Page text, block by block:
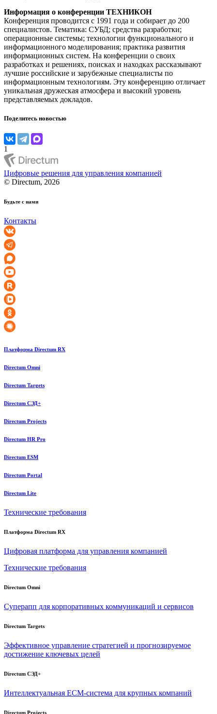
Информация о конференции ТЕХНИКОН
Конференция проводится с 1991 года и собирает до 200
специалистов. Тематика: СУБД; средства разработки;
операционные системы; технологии функционального и
информационного моделирования; практика развития
информационных систем. На конференции о своих
разработках и решениях, поисках и находках рассказывают
лучшие российские и зарубежные специалисты по
информационным технологиям. Эту конференцию отличает
уникальная дружеская атмосфера и высокий уровень
представляемых докладов.
Поделитесь новостью
1
Цифровые решения для управления компанией
© Directum, 2026
Будьте с нами
Контакты
Платформа Directum RX
Directum Omni
Directum Targets
Directum СЭД+
Directum Projects
Directum HR Pro
Directum ESM
Directum Portal
Directum Lite
Технические требования
Платформа Directum RX
Цифровая платформа для управления компанией
Технические требования
Directum Omni
Суперапп для корпоративных коммуникаций и сервисов
Directum Targets
Эффективное управление стратегией и прогнозируемое
достижение ключевых целей
Directum СЭД+
Интеллектуальная ECM-система для крупных компаний
Directum Projects